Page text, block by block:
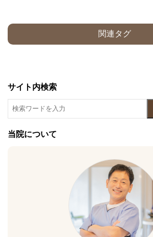
関連タグ
サイト内検索
当院について